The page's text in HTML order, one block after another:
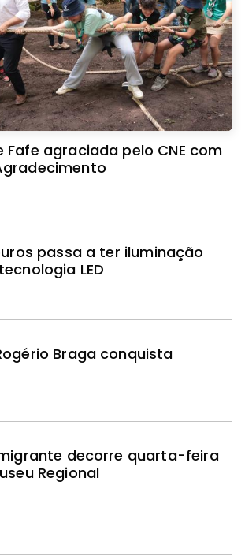
agraciada pelo CNE com
passa a ter iluminação
LED
Braga conquista
decorre quarta-feira
Regional